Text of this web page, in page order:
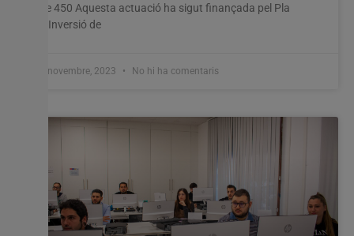
de 450 Aquesta actuació ha sigut finançada pel Pla
d’Inversió de
7 novembre, 2023 No hi ha comentaris